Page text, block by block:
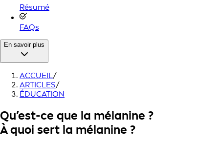
Résumé
FAQs
En savoir plus
ACCUEIL/
ARTICLES/
ÉDUCATION
Qu’est-ce que la mélanine ?
À quoi sert la mélanine ?